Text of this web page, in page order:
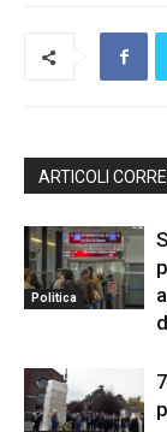
ARTICOLI
Politica